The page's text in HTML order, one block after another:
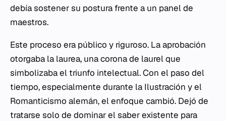
debía sostener su postura frente a un panel de
maestros.
Este proceso era público y riguroso. La aprobación
otorgaba la laurea, una corona de laurel que
simbolizaba el triunfo intelectual. Con el paso del
tiempo, especialmente durante la Ilustración y el
Romanticismo alemán, el enfoque cambió. Dejó de
tratarse solo de dominar el saber existente para